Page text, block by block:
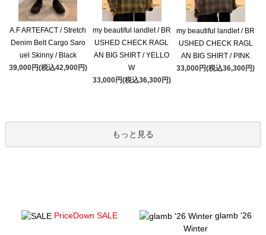
A.F ARTEFACT / Stretch
Denim Belt Cargo Saro
uel Skinny / Black
39,000円(税込42,900円)
my beautiful landlet / BR
USHED CHECK RAGL
AN BIG SHIRT / YELLO
W
33,000円(税込36,300円)
my beautiful landlet / BR
USHED CHECK RAGL
AN BIG SHIRT / PINK
33,000円(税込36,300円)
もっと見る
PriceDown SALE
glamb '26
Winter